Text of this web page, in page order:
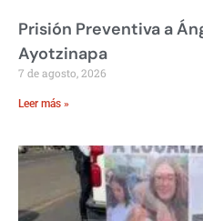
Prisión Preventiva a
Ayotzinapa
7 de agosto, 2026
Leer más »